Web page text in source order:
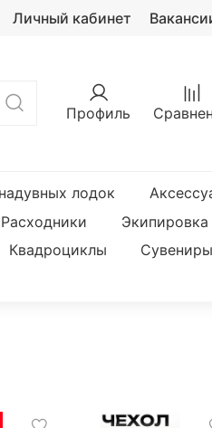
Личный кабинет
Профиль
лодок
Расходники
Экипировка
Квадроциклы Сувениры